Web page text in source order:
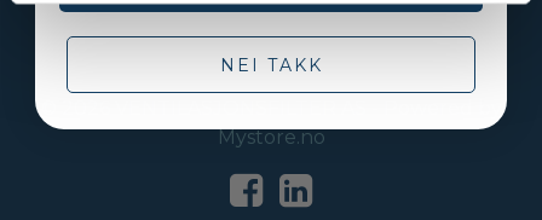
Mystore.no
NEI TAKK